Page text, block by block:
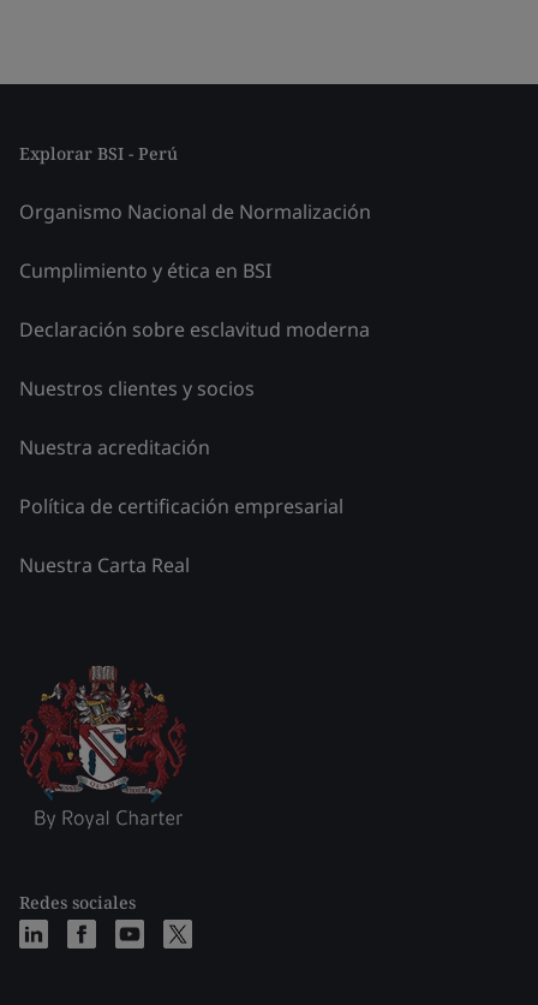
Explorar BSI - Perú
Organismo Nacional de Normalización
Cumplimiento y ética en BSI
Declaración sobre esclavitud moderna
Nuestros clientes y socios
Nuestra acreditación
Política de certificación empresarial
Nuestra Carta Real
Redes sociales